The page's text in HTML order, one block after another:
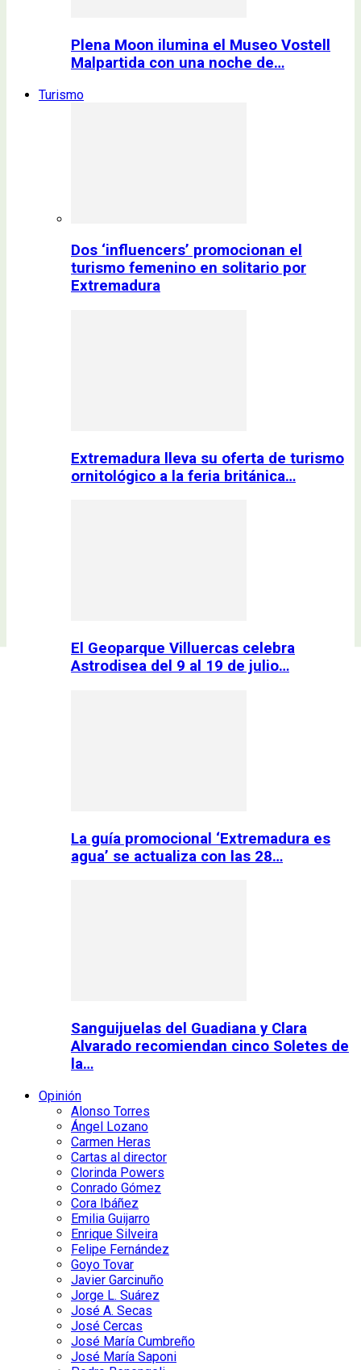
Plena Moon ilumina el Museo Vostell
Malpartida con una noche de…
Turismo
Dos ‘influencers’ promocionan el
turismo femenino en solitario por
Extremadura
Extremadura lleva su oferta de turismo
ornitológico a la feria británica…
El Geoparque Villuercas celebra
Astrodisea del 9 al 19 de julio…
La guía promocional ‘Extremadura es
agua’ se actualiza con las 28…
Sanguijuelas del Guadiana y Clara
Alvarado recomiendan cinco Soletes de
la…
Opinión
Alonso Torres
Ángel Lozano
Carmen Heras
Cartas al director
Clorinda Powers
Conrado Gómez
Cora Ibáñez
Emilia Guijarro
Enrique Silveira
Felipe Fernández
Goyo Tovar
Javier Garcinuño
Jorge L. Suárez
José A. Secas
José Cercas
José María Cumbreño
José María Saponi